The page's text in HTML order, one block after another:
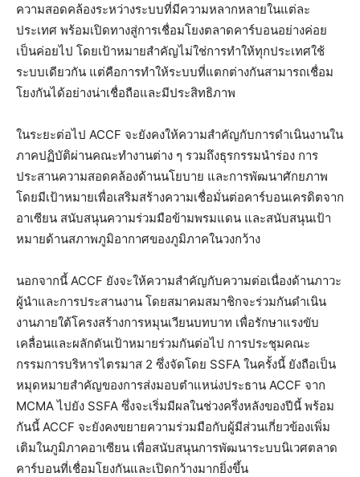
ความสอดคล้องระหว่างระบบที่มีความหลากหลายในแต่ละ
ประเทศ พร้อมเปิดทางสู่การเชื่อมโยงตลาดคาร์บอนอย่างค่อย
เป็นค่อยไป โดยเป้าหมายสำคัญไม่ใช่การทำให้ทุกประเทศใช้
ระบบเดียวกัน แต่คือการทำให้ระบบที่แตกต่างกันสามารถเชื่อม
โยงกันได้อย่างน่าเชื่อถือและมีประสิทธิภาพ
ในระยะต่อไป ACCF จะยังคงให้ความสำคัญกับการดำเนินงานใน
ภาคปฏิบัติผ่านคณะทำงานต่าง ๆ รวมถึงธุรกรรมนำร่อง การ
ประสานความสอดคล้องด้านนโยบาย และการพัฒนาศักยภาพ
โดยมีเป้าหมายเพื่อเสริมสร้างความเชื่อมั่นต่อคาร์บอนเครดิตจาก
อาเซียน สนับสนุนความร่วมมือข้ามพรมแดน และสนับสนุนเป้า
หมายด้านสภาพภูมิอากาศของภูมิภาคในวงกว้าง
นอกจากนี้ ACCF ยังจะให้ความสำคัญกับความต่อเนื่องด้านภาวะ
ผู้นำและการประสานงาน โดยสมาคมสมาชิกจะร่วมกันดำเนิน
งานภายใต้โครงสร้างการหมุนเวียนบทบาท เพื่อรักษาแรงขับ
เคลื่อนและผลักดันเป้าหมายร่วมกันต่อไป การประชุมคณะ
กรรมการบริหารไตรมาส 2 ซึ่งจัดโดย SSFA ในครั้งนี้ ยังถือเป็น
หมุดหมายสำคัญของการส่งมอบตำแหน่งประธาน ACCF จาก
MCMA ไปยัง SSFA ซึ่งจะเริ่มมีผลในช่วงครึ่งหลังของปีนี้ พร้อม
กันนี้ ACCF จะยังคงขยายความร่วมมือกับผู้มีส่วนเกี่ยวข้องเพิ่ม
เติมในภูมิภาคอาเซียน เพื่อสนับสนุนการพัฒนาระบบนิเวศตลาด
คาร์บอนที่เชื่อมโยงกันและเปิดกว้างมากยิ่งขึ้น